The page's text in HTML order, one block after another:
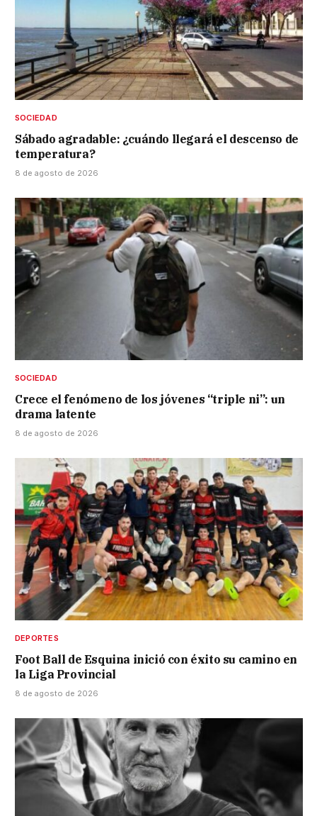
SOCIEDAD
Sábado agradable: ¿cuándo llegará el descenso de
temperatura?
8 de agosto de 2026
SOCIEDAD
Crece el fenómeno de los jóvenes “triple ni”: un
drama latente
8 de agosto de 2026
DEPORTES
Foot Ball de Esquina inició con éxito su camino en
la Liga Provincial
8 de agosto de 2026